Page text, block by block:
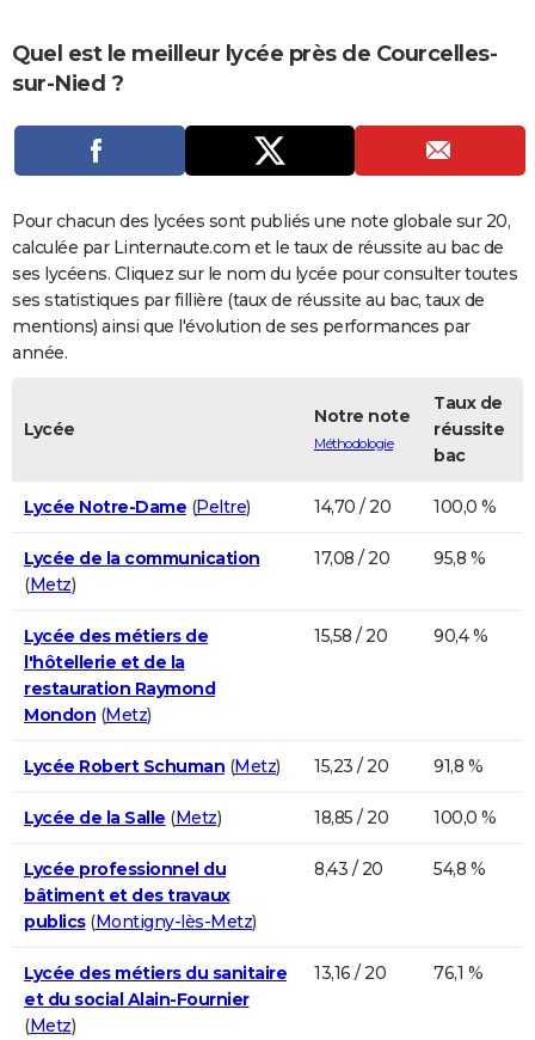
CARTE DE VOEUX
Dictionnaire
Biographies
Expressions
Proverbes
PROGRAMME TV
COPAINS D'AVANT
S'inscrire
Se connecter
Lycées
Collèges
Primaires
Universités
Entreprises
Service militaire
Avis de recherche
AVIS DE DÉCÈS
FORUM
Bricolage
Lifestyle
Culture
Sport
Auto
Television
Voyage
Cinema
Quel est le meilleur lycée près de Courcelles-
sur-Nied ?
Pour chacun des lycées sont publiés une note globale sur 20,
calculée par Linternaute.com et le taux de réussite au bac de
ses lycéens. Cliquez sur le nom du lycée pour consulter toutes
ses statistiques par fillière (taux de réussite au bac, taux de
mentions) ainsi que l'évolution de ses performances par
année.
Lycée
Notre note
Méthodologie
Taux de
réussite
bac
Lycée Notre-Dame (Peltre) 14,70 / 20 100,0 %
Lycée de la communication
(Metz)
17,08 / 20 95,8 %
Lycée des métiers de
l'hôtellerie et de la
restauration Raymond
Mondon (Metz)
15,58 / 20 90,4 %
Lycée Robert Schuman (Metz) 15,23 / 20 91,8 %
Lycée de la Salle (Metz) 18,85 / 20 100,0 %
Lycée professionnel du
bâtiment et des travaux
publics(Montigny-lès-Metz)
8,43 / 20 54,8 %
Lycée des métiers du sanitaire
et du social Alain-Fournier
(Metz)
13,16 / 20 76,1 %